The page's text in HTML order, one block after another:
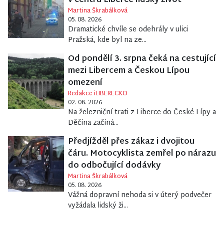
Martina Škrabálková
05. 08. 2026
Dramatické chvíle se odehrály v ulici
Pražská, kde byl na ze...
Od pondělí 3. srpna čeká na cestující
mezi Libercem a Českou Lípou
omezení
Redakce iLIBERECKO
02. 08. 2026
Na železniční trati z Liberce do České Lípy a
Děčína začíná...
Předjížděl přes zákaz i dvojitou
čáru. Motocyklista zemřel po nárazu
do odbočující dodávky
Martina Škrabálková
05. 08. 2026
Vážná dopravní nehoda si v úterý podvečer
vyžádala lidský ži...